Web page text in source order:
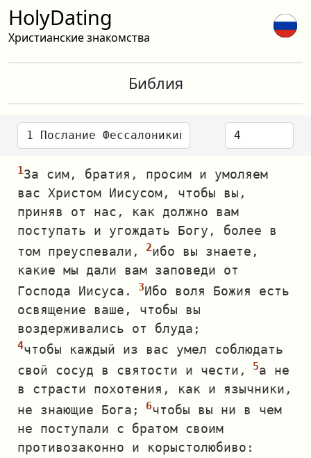
HolyDating
Христианские знакомства
Библия
За сим, братия, просим и умоляем
вас Христом Иисусом, чтобы вы,
приняв от нас, как должно вам
поступать и угождать Богу, более в
том преуспевали,
ибо вы знаете,
какие мы дали вам заповеди от
Господа Иисуса.
Ибо воля Божия есть
освящение ваше, чтобы вы
воздерживались от блуда;
чтобы каждый из вас умел соблюдать
свой сосуд в святости и чести,
а не
в страсти похотения, как и язычники,
не знающие Бога;
чтобы вы ни в чем
не поступали с братом своим
противозаконно и корыстолюбиво: